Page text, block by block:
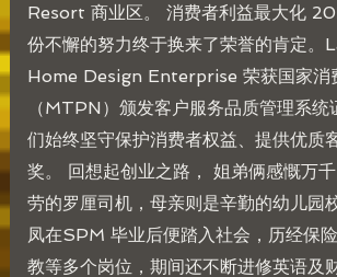
Resort 商业区。 消费者利益最大化
份不懈的努力终于换来了荣誉的肯定
Home Design Enterprise 荣获国家消
（MTPN）颁发客户服务品质管理系统
们始终坚守保护消费者权益、提供优质
奖。 回想起创业之路， 姐弟俩感慨万
劳的罗厘司机，母亲则是辛勤的幼儿园
凤在SPM 毕业后便踏入社会，历经保
教等多个岗位，期间还不断进修英语及